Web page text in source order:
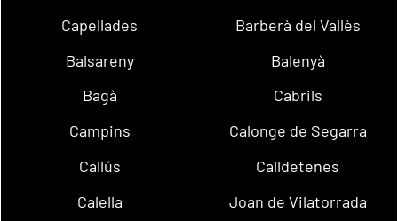
Capellades
Barberà del Vallès
Balsareny
Balenyà
Bagà
Cabrils
Campins
Calonge de Segarra
Callús
Calldetenes
Calella
Joan de Vilatorrada